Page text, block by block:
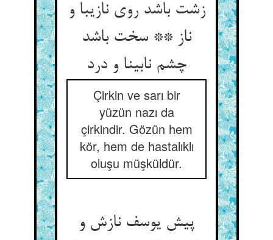
زشت باشد روی نازیبا و
ناز ** سخت باشد
چشم نابینا و درد
Çirkin ve sarı bir
yüzün nazı da
çirkindir. Gözün hem
kör, hem de hastalıklı
oluşu müşküldür.
پیش یوسف نازش و